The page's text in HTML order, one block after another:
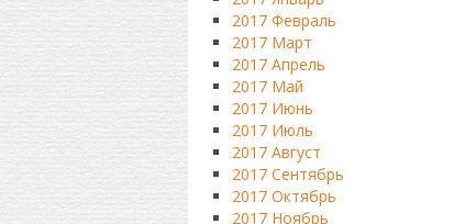
2017 Февраль
2017 Март
2017 Апрель
2017 Май
2017 Июнь
2017 Июль
2017 Август
2017 Сентябрь
2017 Октябрь
2017 Ноябрь